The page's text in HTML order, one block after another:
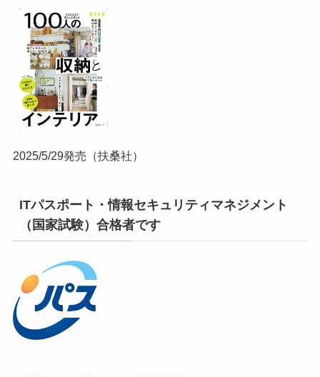
2025/5/29発売（扶桑社）
ITパスポート・情報セキュリティマネジメント
（国家試験）合格者です